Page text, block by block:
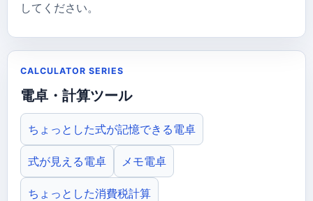
してください。
CALCULATOR SERIES
電卓・計算ツール
ちょっとした式が記憶できる電卓
式が見える電卓 メモ電卓
ちょっとした消費税計算